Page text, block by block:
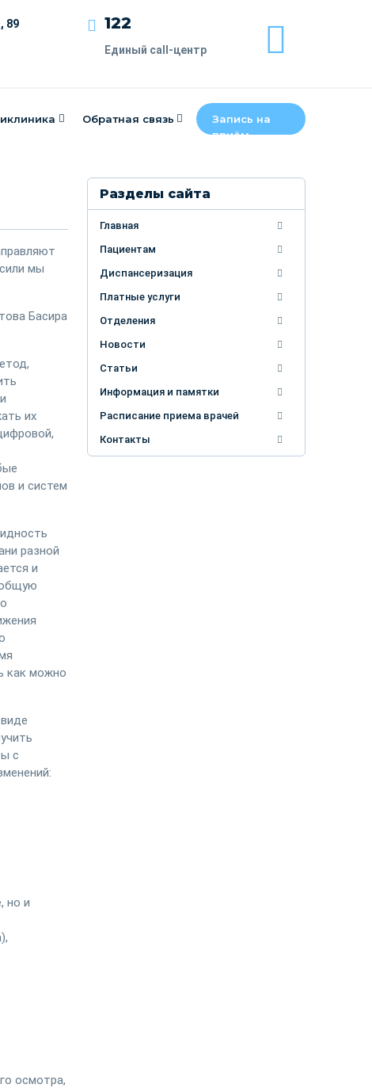
89
122
Единый call-центр
Обратная связь
Запись на
приём
мы
Басира
их
и систем
разной
и
общую
как можно
с
но и
осмотра,
Разделы сайта
Главная
Пациентам
Диспансеризация
Платные услуги
Отделения
Новости
Статьи
Информация и памятки
Расписание приема врачей
Контакты